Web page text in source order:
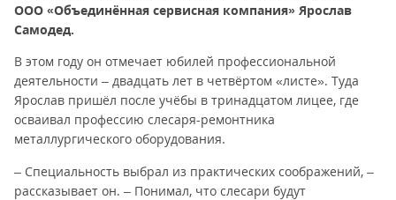
ООО «Объединённая сервисная компания» Ярослав
Самодед.
В этом году он отмечает юбилей профессиональной
деятельности – двадцать лет в четвёртом «листе». Туда
Ярослав пришёл после учёбы в тринадцатом лицее, где
осваивал профессию слесаря-ремонтника
металлургического оборудования.
– Специальность выбрал из практических соображений, –
рассказывает он. – Понимал, что слесари будут